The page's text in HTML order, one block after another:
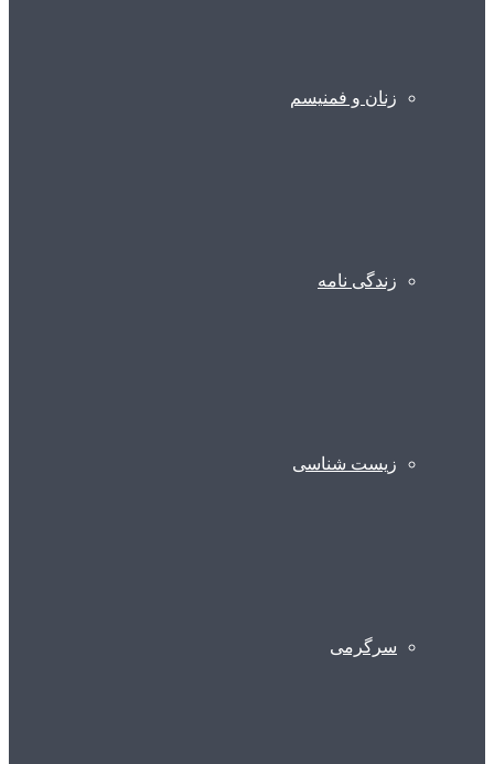
زنان و فمنیسم
زندگی نامه
زیست شناسی
سرگرمی